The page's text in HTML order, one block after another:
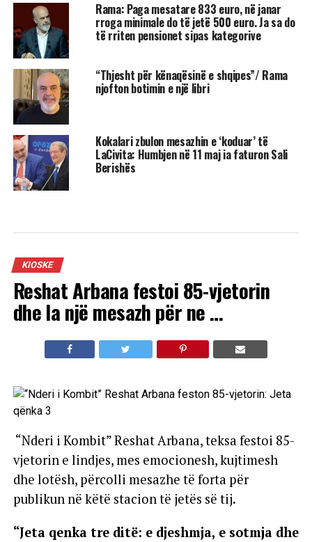
Rama: Paga mesatare 833 euro, në janar
rroga minimale do të jetë 500 euro. Ja sa do
të rriten pensionet sipas kategorive
“Thjesht për kënaqësinë e shqipes”/ Rama
njofton botimin e një libri
Kokalari zbulon mesazhin e ‘koduar’ të
LaCivita: Humbjen në 11 maj ia faturon Sali
Berishës
KIOSKE
Reshat Arbana festoi 85-vjetorin
dhe la një mesazh për ne …
“Nderi i Kombit” Reshat Arbana, teksa festoi 85-
vjetorin e lindjes, mes emocionesh, kujtimesh
dhe lotësh, përcolli mesazhe të forta për
publikun në këtë stacion të jetës së tij.
“Jeta qenka tre ditë: e djeshmja, e sotmja dhe